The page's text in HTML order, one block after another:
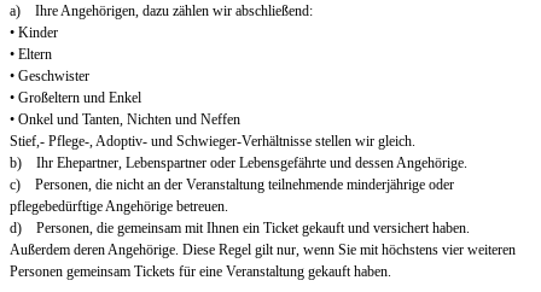
a) Ihre Angehörigen, dazu zählen wir abschließend:
• Kinder
• Eltern
• Geschwister
• Großeltern und Enkel
• Onkel und Tanten, Nichten und Neffen
Stief,- Pflege-, Adoptiv- und Schwieger-Verhältnisse stellen wir gleich.
b) Ihr Ehepartner, Lebenspartner oder Lebensgefährte und dessen Angehörige.
c) Personen, die nicht an der Veranstaltung teilnehmende minderjährige oder
pflegebedürftige Angehörige betreuen.
d) Personen, die gemeinsam mit Ihnen ein Ticket gekauft und versichert haben.
Außerdem deren Angehörige. Diese Regel gilt nur, wenn Sie mit höchstens vier weiteren
Personen gemeinsam Tickets für eine Veranstaltung gekauft haben.